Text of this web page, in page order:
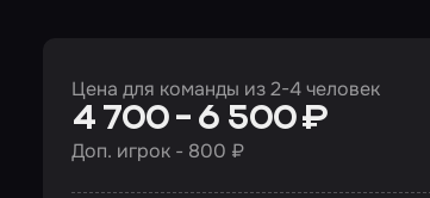
Цена для команды из 2-4 человек
4 700 - 6 500 ₽
Доп. игрок - 800 ₽